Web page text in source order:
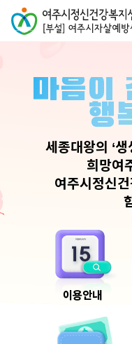
마음이
행
세종대왕의 ‘생
희망여
여주시정신
이용안내